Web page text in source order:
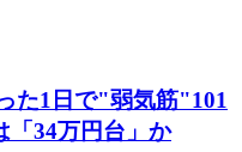
た1日で"弱気筋"101
34万円台」か